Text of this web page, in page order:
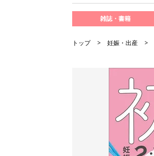
雑誌・書籍
トップ 妊娠・出産